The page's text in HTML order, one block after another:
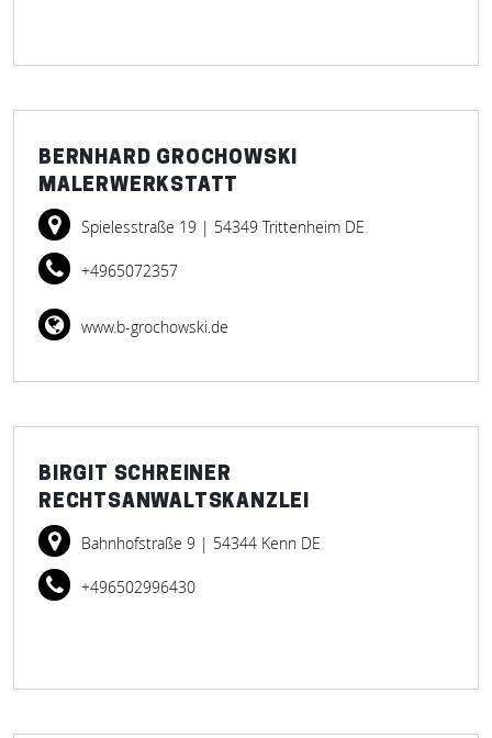
BERNHARD GROCHOWSKI
MALERWERKSTATT
Spielesstraße 19 | 54349 Trittenheim DE
+4965072357
www.b-grochowski.de
BIRGIT SCHREINER
RECHTSANWALTSKANZLEI
Bahnhofstraße 9 | 54344 Kenn DE
+496502996430